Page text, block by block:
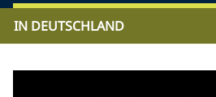
IN DEUTSCHLAND